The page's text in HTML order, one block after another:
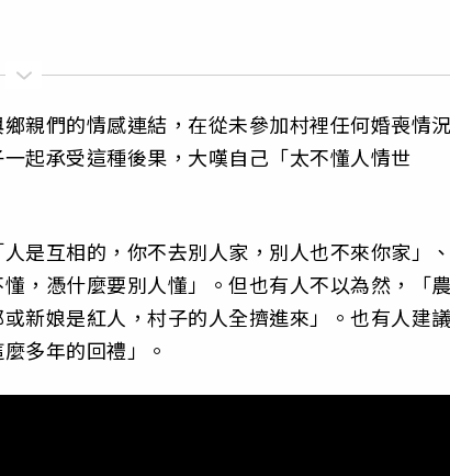
親們的情感連結，在從未參加村裡任何婚喪情
起承受這種後果，大嘆自己「太不懂人情世
是互相的，你不去別人家，別人也不來你家」
，憑什麼要別人懂」。但也有人不以為然，「
新娘是紅人，村子的人全擠進來」。也有人建
多年的回禮」。